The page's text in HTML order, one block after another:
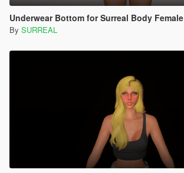
Underwear Bottom for Surreal Body Female
By SURREAL